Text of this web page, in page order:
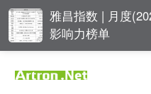
雅昌指数 | 月度
影响力榜单
粤籍留美艺术家